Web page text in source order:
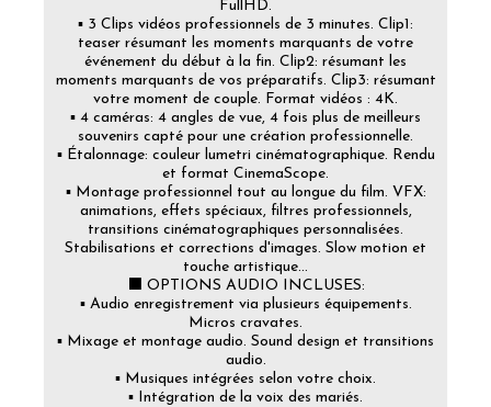
FullHD.
▪️ 3 Clips vidéos professionnels de 3 minutes. Clip1:
teaser résumant les moments marquants de votre
événement du début à la fin. Clip2: résumant les
moments marquants de vos préparatifs. Clip3: résumant
votre moment de couple. Format vidéos : 4K.
▪️ 4 caméras: 4 angles de vue, 4 fois plus de meilleurs
souvenirs capté pour une création professionnelle.
▪️ Étalonnage: couleur lumetri cinématographique. Rendu
et format CinemaScope.
▪️ Montage professionnel tout au longue du film. VFX:
animations, effets spéciaux, filtres professionnels,
transitions cinématographiques personnalisées.
Stabilisations et corrections d'images. Slow motion et
touche artistique...
⬛ OPTIONS AUDIO INCLUSES:
▪️ Audio enregistrement via plusieurs équipements.
Micros cravates.
▪️ Mixage et montage audio. Sound design et transitions
audio.
▪️ Musiques intégrées selon votre choix.
▪️ Intégration de la voix des mariés.